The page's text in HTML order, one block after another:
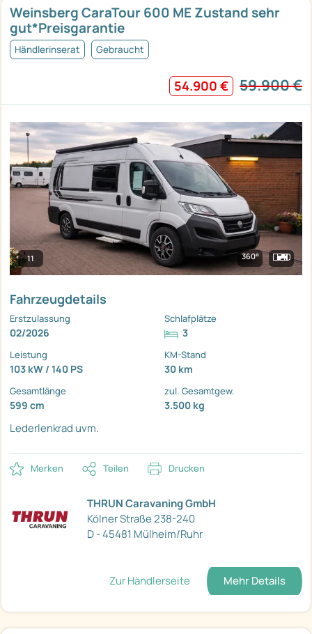
Weinsberg CaraTour 600 ME Zustand sehr
gut*Preisgarantie
Händlerinserat Gebraucht
54.900 € 59.900 €
11 360°
Fahrzeugdetails
Erstzulassung
02/2026
Schlafplätze
3
Leistung
103 kW / 140 PS
KM-Stand
30 km
Gesamtlänge
599 cm
zul. Gesamtgew.
3.500 kg
Lederlenkrad uvm.
Merken Teilen Drucken
THRUN Caravaning GmbH
Kölner Straße 238-240
D - 45481 Mülheim/Ruhr
Zur Händlerseite Mehr Details